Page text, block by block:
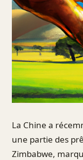
La Chine a
une partie des
Zimbabwe,